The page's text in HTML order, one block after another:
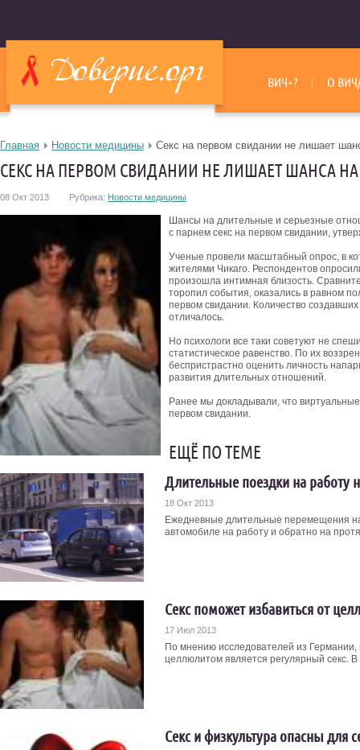
ВИЧ+? О
Главная Новости медицины Секс на первом свидании не лишает
СЕКС НА ПЕРВОМ СВИДАНИИ НЕ ЛИШАЕТ ШАНСА
08 Окт 2013 Рубрика: Новости медицины
Шансы на длительные и серьезные
с парнем секс на первом свидании,
Ученые провели масштабный опрос, в
жителями Чикаго. Респондентов
произошла интимная близость.
торопил события, оказались в равном
первом свидании. Количество
отличалось.
Но психологи все таки советуют не
статистическое равенство. По их
беспристрастно оценить личность
развития длительных отношений.
Ранее мы докладывали, что
первом свидании.
ЕЩЁ ПО ТЕМЕ
Длительные поездки на работу
18 Окт 2013
Ежедневные длительные перемещения
автомобиле на работу и обратно на
Секс поможет избавиться от
17 Июл 2013
По мнению исследователей из
целлюлитом является регулярный секс.
Секс и физкультура опасны для